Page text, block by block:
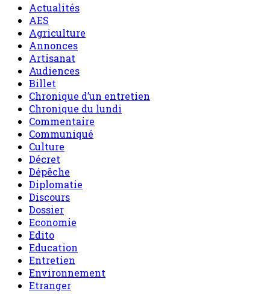
Actualités
AES
Agriculture
Annonces
Artisanat
Audiences
Billet
Chronique d’un entretien
Chronique du lundi
Commentaire
Communiqué
Culture
Décret
Dépêche
Diplomatie
Discours
Dossier
Economie
Edito
Education
Entretien
Environnement
Etranger